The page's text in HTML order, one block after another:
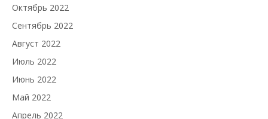
Октябрь 2022
Сентябрь 2022
Август 2022
Июль 2022
Июнь 2022
Май 2022
Апрель 2022